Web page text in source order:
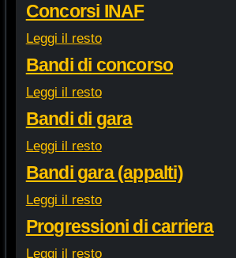
Concorsi INAF
Leggi il resto
Bandi di concorso
Leggi il resto
Bandi di gara
Leggi il resto
Bandi gara (appalti)
Leggi il resto
Progressioni di carriera
Leggi il resto